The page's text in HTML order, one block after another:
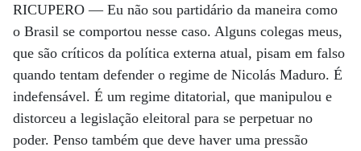
RICUPERO —Eu não sou partidário da maneira como
o Brasil se comportou nesse caso. Alguns colegas meus,
que são críticos da política externa atual, pisam em falso
quando tentam defender o regime de Nicolás Maduro. É
indefensável. É um regime ditatorial, que manipulou e
distorceu a legislação eleitoral para se perpetuar no
poder. Penso também que deve haver uma pressão